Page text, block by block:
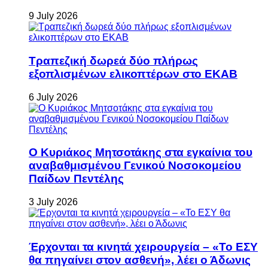
9 July 2026
Τραπεζική δωρεά δύο πλήρως
εξοπλισμένων ελικοπτέρων στο ΕΚΑΒ
6 July 2026
Ο Κυριάκος Μητσοτάκης στα εγκαίνια του
αναβαθμισμένου Γενικού Νοσοκομείου
Παίδων Πεντέλης
3 July 2026
Έρχονται τα κινητά χειρουργεία – «Το ΕΣΥ
θα πηγαίνει στον ασθενή», λέει ο Άδωνις